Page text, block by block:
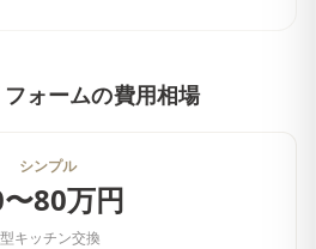
ォームの費用相場
シンプル
80万円
キッチン交換